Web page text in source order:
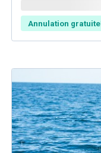
Annulation